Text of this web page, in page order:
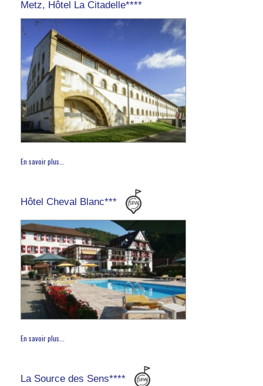
Metz, Hôtel La Citadelle****
En savoir plus...
Hôtel Cheval Blanc***
En savoir plus...
La Source des Sens****